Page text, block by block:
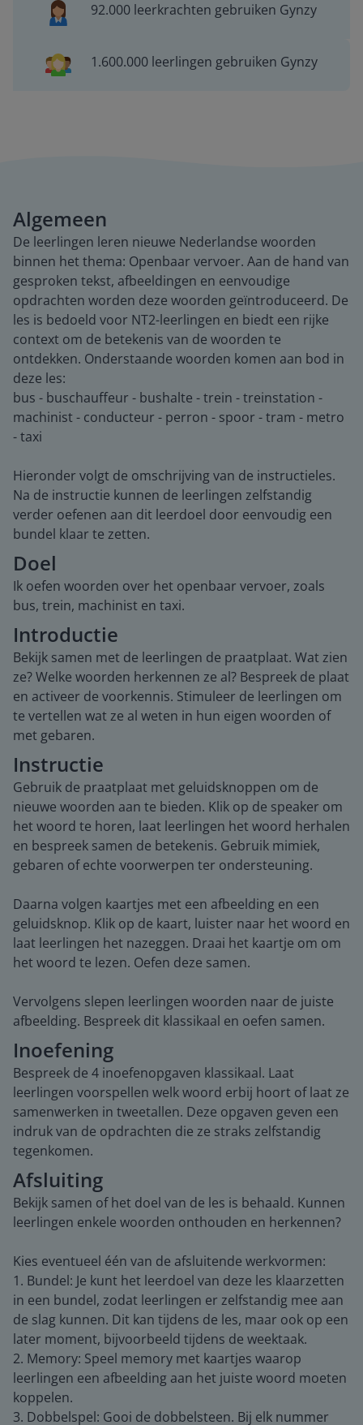
92.000 leerkrachten gebruiken Gynzy
1.600.000 leerlingen gebruiken Gynzy
Algemeen
De leerlingen leren nieuwe Nederlandse woorden
binnen het thema: Openbaar vervoer. Aan de hand van
gesproken tekst, afbeeldingen en eenvoudige
opdrachten worden deze woorden geïntroduceerd. De
les is bedoeld voor NT2-leerlingen en biedt een rijke
context om de betekenis van de woorden te
ontdekken. Onderstaande woorden komen aan bod in
deze les:
bus - buschauffeur - bushalte - trein - treinstation -
machinist - conducteur - perron - spoor - tram - metro
- taxi
Hieronder volgt de omschrijving van de instructieles.
Na de instructie kunnen de leerlingen zelfstandig
verder oefenen aan dit leerdoel door eenvoudig een
bundel klaar te zetten.
Doel
Ik oefen woorden over het openbaar vervoer, zoals
bus, trein, machinist en taxi.
Introductie
Bekijk samen met de leerlingen de praatplaat. Wat zien
ze? Welke woorden herkennen ze al? Bespreek de plaat
en activeer de voorkennis. Stimuleer de leerlingen om
te vertellen wat ze al weten in hun eigen woorden of
met gebaren.
Instructie
Gebruik de praatplaat met geluidsknoppen om de
nieuwe woorden aan te bieden. Klik op de speaker om
het woord te horen, laat leerlingen het woord herhalen
en bespreek samen de betekenis. Gebruik mimiek,
gebaren of echte voorwerpen ter ondersteuning.
Daarna volgen kaartjes met een afbeelding en een
geluidsknop. Klik op de kaart, luister naar het woord en
laat leerlingen het nazeggen. Draai het kaartje om om
het woord te lezen. Oefen deze samen.
Vervolgens slepen leerlingen woorden naar de juiste
afbeelding. Bespreek dit klassikaal en oefen samen.
Inoefening
Bespreek de 4 inoefenopgaven klassikaal. Laat
leerlingen voorspellen welk woord erbij hoort of laat ze
samenwerken in tweetallen. Deze opgaven geven een
indruk van de opdrachten die ze straks zelfstandig
tegenkomen.
Afsluiting
Bekijk samen of het doel van de les is behaald. Kunnen
leerlingen enkele woorden onthouden en herkennen?
Kies eventueel één van de afsluitende werkvormen:
1. Bundel: Je kunt het leerdoel van deze les klaarzetten
in een bundel, zodat leerlingen er zelfstandig mee aan
de slag kunnen. Dit kan tijdens de les, maar ook op een
later moment, bijvoorbeeld tijdens de weektaak.
2. Memory: Speel memory met kaartjes waarop
leerlingen een afbeelding aan het juiste woord moeten
koppelen.
3. Dobbelspel: Gooi de dobbelsteen. Bij elk nummer